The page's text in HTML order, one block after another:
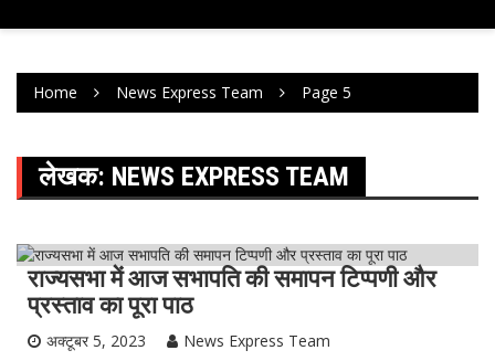
Home News Express Team Page 5
लेखक: NEWS EXPRESS TEAM
Uncategorized ख़ास ख़बर
राज्यसभा में आज सभापति की समापन टिप्पणी और
प्रस्ताव का पूरा पाठ
अक्टूबर 5, 2023
News Express Team